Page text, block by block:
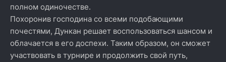
полном одиночестве.
Похоронив господина со всеми подобающими
почестями, Дункан решает воспользоваться шансом и
облачается в его доспехи. Таким образом, он сможет
участвовать в турнире и продолжить свой путь,